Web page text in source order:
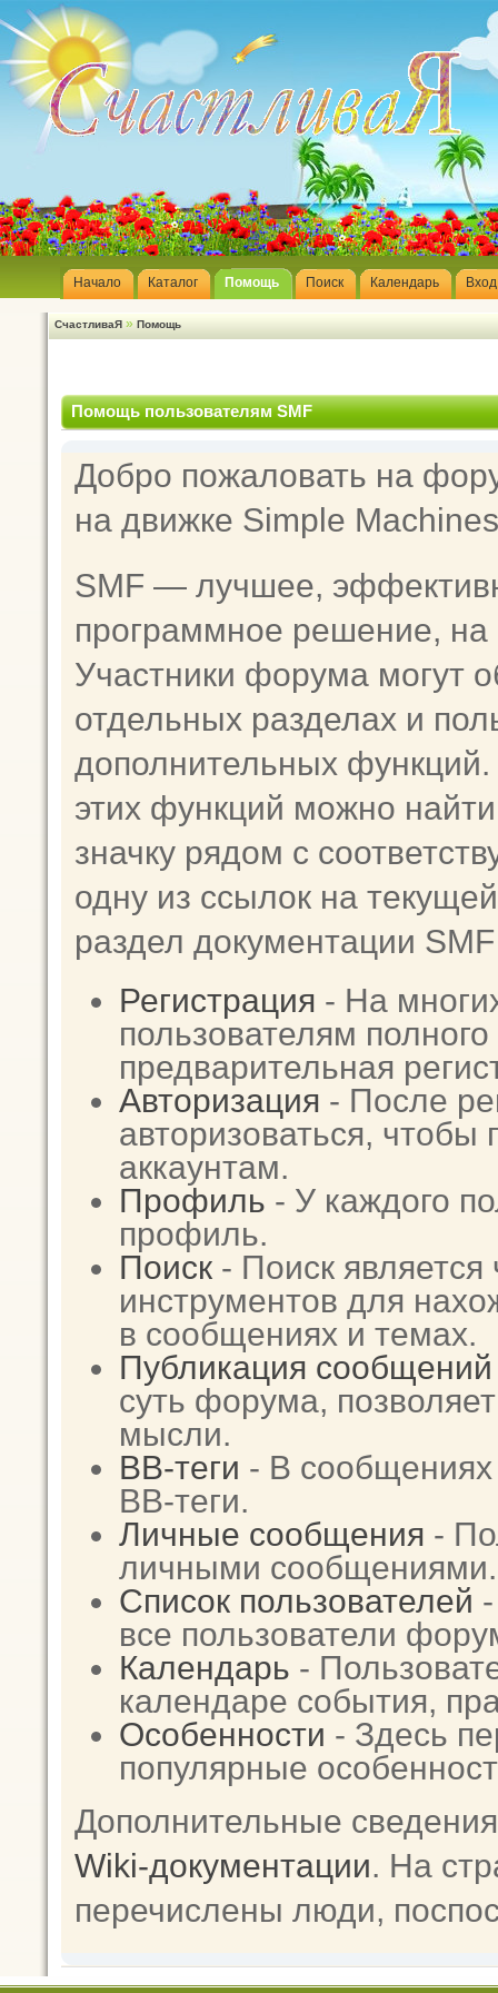
Начало Каталог Помощь Поиск Календарь Вход
СчастливаЯ » Помощь
Помощь пользователям SMF
Добро пожаловать на
на движке Simple
SMF — лучшее,
программное решение, на
Участники форума могут
отдельных разделах и
дополнительных
этих функций можно
значку рядом с
одну из ссылок на
раздел документации
Регистрация - На
пользователям
предварительная
Авторизация - После
авторизоваться, чтобы
аккаунтам.
Профиль - У каждого
профиль.
Поиск - Поиск
инструментов для
в сообщениях и темах.
Публикация сообщений
суть форума,
мысли.
BB-теги - В
BB-теги.
Личные сообщения -
личными сообщениями.
Список пользователей
все пользователи
Календарь -
календаре события,
Особенности - Здесь
популярные
Дополнительные
Wiki-документации. На
перечислены люди,